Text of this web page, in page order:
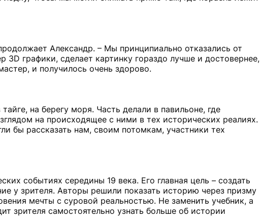
Александр. – Мы принципиально отказались от
3D графики, сделает картинку гораздо лучше и достовернее,
и получилось очень здорово.
на берегу моря. Часть делали в павильоне, где
на происходящее с ними в тех исторических реалиях.
бы рассказать нам, своим потомкам, участники тех
событиях середины 19 века. Его главная цель – создать
у зрителя. Авторы решили показать историю через призму
мечты с суровой реальностью. Не заменить учебник, а
зрителя самостоятельно узнать больше об истории